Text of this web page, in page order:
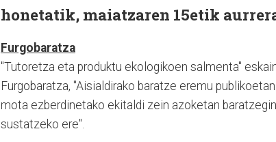
honetatik, maiatzaren 15etik
Furgobaratza
"Tutoretza eta produktu ekologikoen salmenta"
Furgobaratza, "Aisialdirako baratze eremu
mota ezberdinetako ekitaldi zein azoketan
sustatzeko ere".